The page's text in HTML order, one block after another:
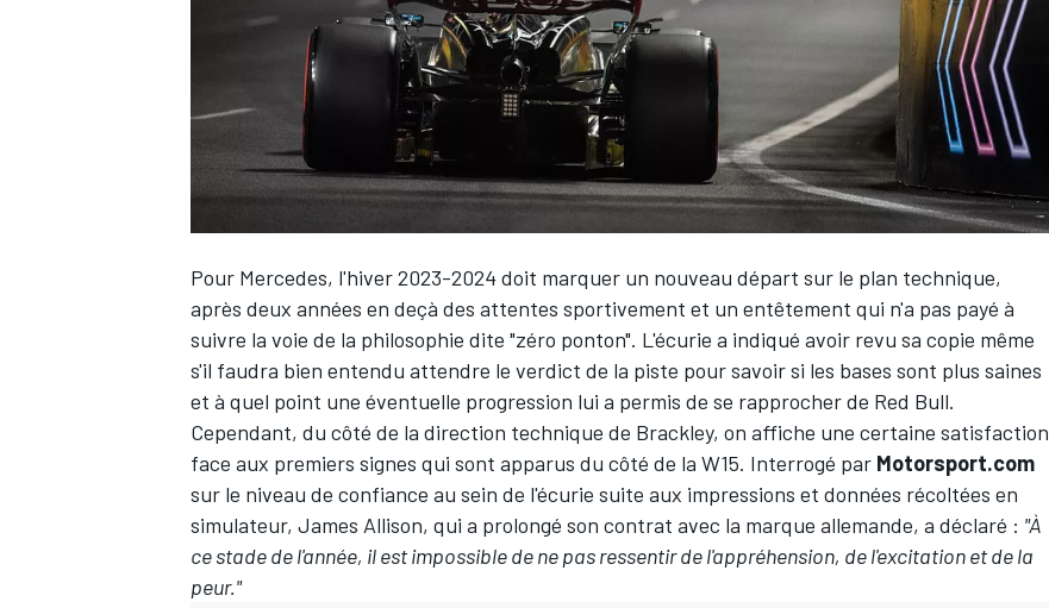
WEC
Pour Mercedes, l'hiver 2023-2024 doit marquer un nouveau départ sur le plan technique,
après deux années en deçà des attentes sportivement et un entêtement qui n'a pas payé à
suivre la voie de la philosophie dite "zéro ponton". L'écurie a indiqué avoir revu sa copie même
s'il faudra bien entendu attendre le verdict de la piste pour savoir si les bases sont plus saines
et à quel point une éventuelle progression lui a permis de se rapprocher de Red Bull.
Cependant, du côté de la direction technique de Brackley, on affiche une certaine satisfaction
face aux premiers signes qui sont apparus du côté de la W15. Interrogé par Motorsport.com
sur le niveau de confiance au sein de l'écurie suite aux impressions et données récoltées en
simulateur, James Allison, qui a prolongé son contrat avec la marque allemande, a déclaré : "À
ce stade de l'année, il est impossible de ne pas ressentir de l'appréhension, de l'excitation et de la
peur."